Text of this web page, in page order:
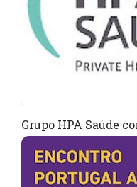
Grupo HPA Saúde